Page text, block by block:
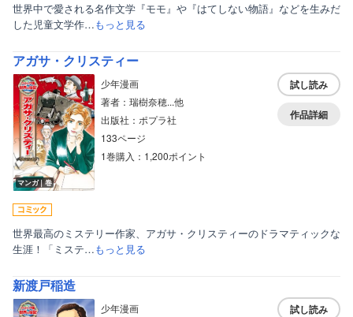
世界中で愛される名作文学『モモ』や『はてしない物語』などを生みだ
した児童文学作…もっと見る
アガサ・クリスティー
マンガ｜巻
少年漫画
著者：瑞樹奈穂...他
出版社：ポプラ社
133ページ
1巻購入：1,200ポイント
試し読み
作品詳細
世界最高のミステリー作家、アガサ・クリスティーのドラマティックな
生涯！「ミステ…もっと見る
新渡戸稲造
少年漫画
試し読み